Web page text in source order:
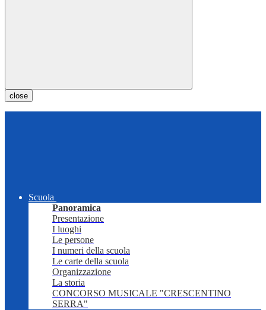
close
Scuola
Panoramica
Presentazione
I luoghi
Le persone
I numeri della scuola
Le carte della scuola
Organizzazione
La storia
CONCORSO MUSICALE "CRESCENTINO
SERRA"